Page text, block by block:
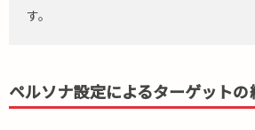
化
効
果
す。
ペルソナ設定によるターゲットの